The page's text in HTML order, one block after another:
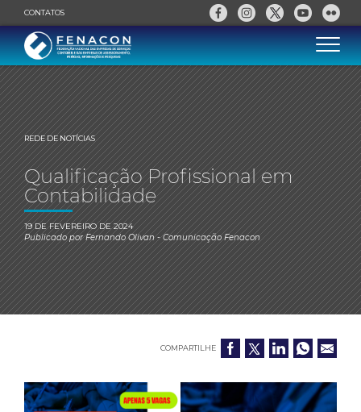
CONTATOS
REDE DE NOTÍCIAS
Qualificação Profissional em
Contabilidade
19 DE FEVEREIRO DE 2024
Publicado porFernando Olivan- Comunicação Fenacon
COMPARTILHE